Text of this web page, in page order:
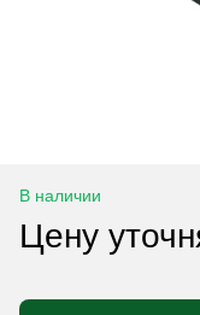
В наличии
Цену